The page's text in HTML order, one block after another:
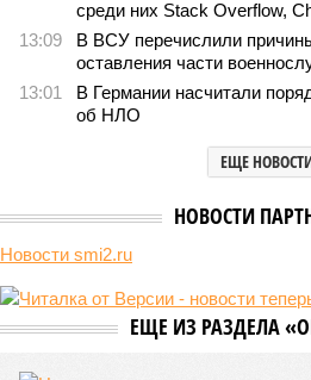
среди них Stack Overflow,
13:09
В ВСУ перечислили
оставления части
13:01
В Германии насчитали
об НЛО
ЕЩЕ
НОВОСТИ
Новости smi2.ru
ЕЩЕ ИЗ РАЗДЕЛА